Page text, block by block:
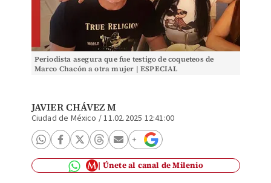
Periodista asegura que fue testigo de coqueteos de
Marco Chacón a otra mujer | ESPECIAL
JAVIER CHÁVEZ M
Ciudad de México /11.02.2025 12:41:00
Únete al canal de Milenio